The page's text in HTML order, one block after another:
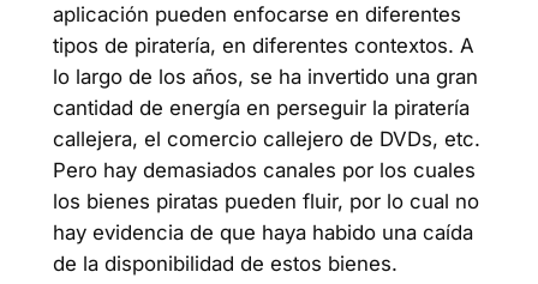
aplicación pueden enfocarse en diferentes
tipos de piratería, en diferentes contextos. A
lo largo de los años, se ha invertido una gran
cantidad de energía en perseguir la piratería
callejera, el comercio callejero de DVDs, etc.
Pero hay demasiados canales por los cuales
los bienes piratas pueden fluir, por lo cual no
hay evidencia de que haya habido una caída
de la disponibilidad de estos bienes.